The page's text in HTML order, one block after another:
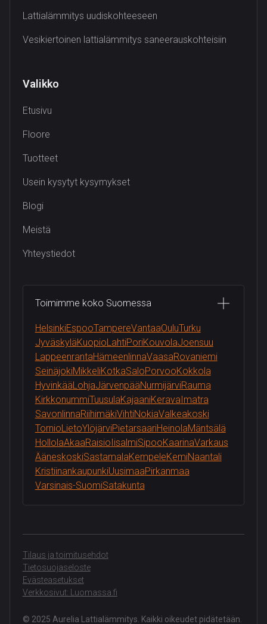
Lattialämmitys uudiskohteeseen
Vesikiertoinen lattialämmitys saneerauskohteisiin
Valikko
Etusivu
Floore
Tuotteet
Usein kysytyt kysymykset
Blogi
Meistä
Yhteystiedot
Toimimme koko Suomessa
HelsinkiEspooTampereVantaaOuluTurku
JyväskyläKuopioLahtiPoriKouvolaJoensuu
LappeenrantaHämeenlinnaVaasaRovaniemi
SeinäjokiMikkeliKotkaSaloPorvooKokkola
HyvinkääLohjaJärvenpääNurmijärviRauma
KirkkonummiTuusulaKajaaniKeravaImatra
SavonlinnaRiihimäkiVihtiNokiaValkeakoski
TornioLietoYlöjärviPietarsaariHeinolaMäntsälä
HollolaAkaaRaisio IisalmiSipooKaarinaVarkaus
ÄäneskoskiSastamalaKempeleKemiNaantali
KristiinankaupunkiUusimaaPirkanmaa
Varsinais-SuomiSatakunta
© 2025 Aurelia Lattialämmitys. Kaikki oikeudet pidätetään.
Tilaus ja toimitusehdot
Tietosuojaseloste
Evästeasetukset
Verkkosivut: Luomassa.fi